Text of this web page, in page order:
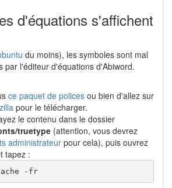
d'équations s'affichent
du moins), les symboles sont mal
par l'éditeur d'équations d'Abiword.
ce paquet de polices ou bien d'allez sur
pour le télécharger.
le contenu dans le dossier
truetype (attention, vous devrez
administrateur pour cela), puis ouvrez
tapez :
-fr